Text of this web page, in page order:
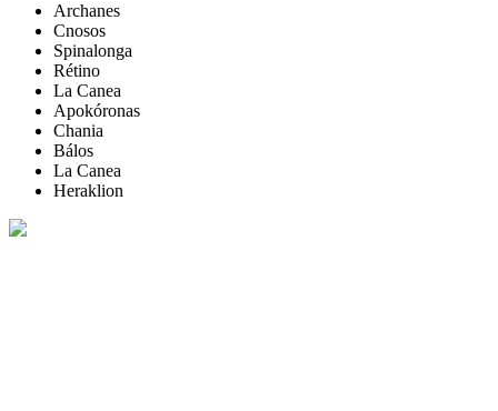
Archanes
Cnosos
Spinalonga
Rétino
La Canea
Apokóronas
Chania
Bálos
La Canea
Heraklion